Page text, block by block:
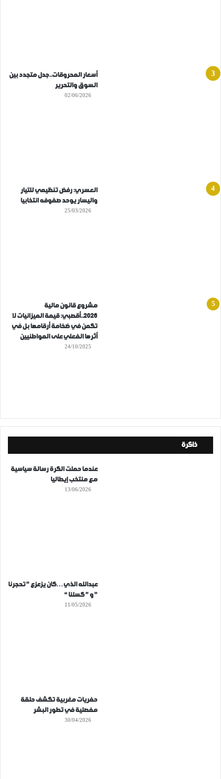
أسعار المحروقات..جدل متجدد بين
السوق والتحرير
02/06/2026
العسري: رفض تنظيمي للتيار
واليسار يوحد صفوفه انتخابيا
25/03/2026
مشروع قانون مالية
2026..أقصبي: قيمة الميزانيات لا
تكمن في ضخامة أرقامها بل في
أثرها الفعلي على المواطنيين
24/10/2025
ذاكرة
عندما حملت الكرة رسالة سياسية
مع منتخب إيطاليا
13/06/2026
عبدالله الذي…كان يزعزع ” تحجرنا
” و ” كسلنا “
11/05/2026
حفريات مغربية تكشف حلقة
مفصلية في تطور البشر
30/04/2026